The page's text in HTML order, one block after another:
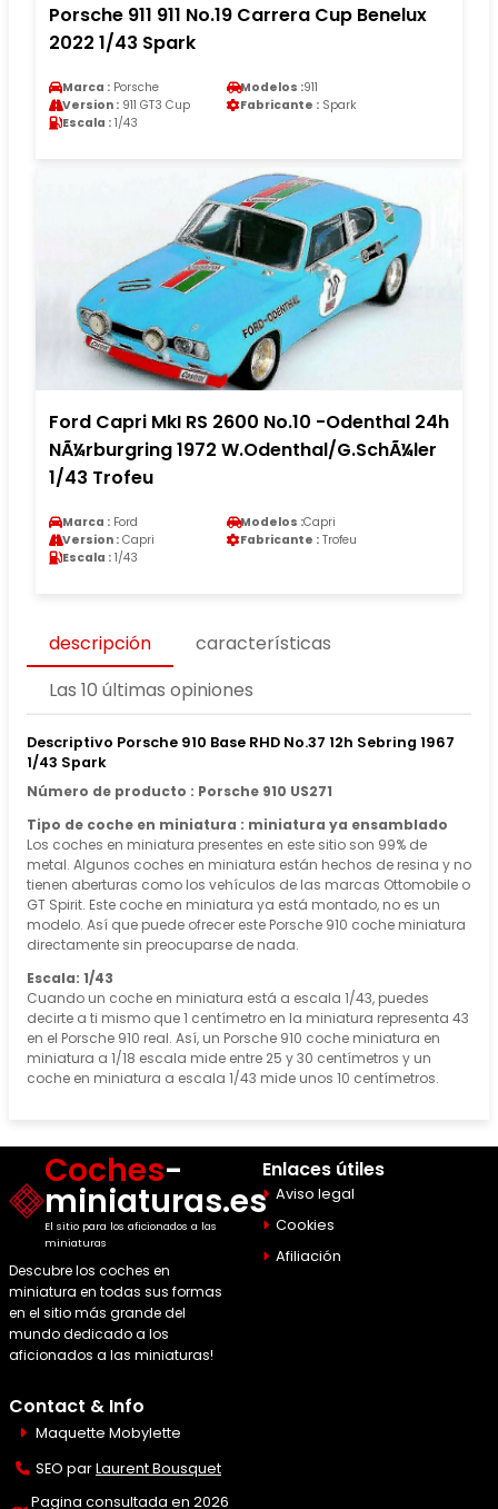
Porsche 911 911 No.19 Carrera Cup Benelux
2022 1/43 Spark
Marca : Porsche Modelos :911
Version : 911 GT3 Cup Fabricante : Spark
Escala : 1/43
Ford Capri MkI RS 2600 No.10 -Odenthal 24h
NÃ¼rburgring 1972 W.Odenthal/G.SchÃ¼ler
1/43 Trofeu
Marca : Ford Modelos :Capri
Version : Capri Fabricante : Trofeu
Escala : 1/43
descripción
características
Las 10 últimas opiniones
Descriptivo Porsche 910 Base RHD No.37 12h Sebring 1967
1/43 Spark
Número de producto : Porsche 910 US271
Tipo de coche en miniatura : miniatura ya ensamblado
Los coches en miniatura presentes en este sitio son 99% de
metal. Algunos coches en miniatura están hechos de resina y no
tienen aberturas como los vehículos de las marcas Ottomobile o
GT Spirit. Este coche en miniatura ya está montado, no es un
modelo. Así que puede ofrecer este Porsche 910 coche miniatura
directamente sin preocuparse de nada.
Escala: 1/43
Cuando un coche en miniatura está a escala 1/43, puedes
decirte a ti mismo que 1 centímetro en la miniatura representa 43
en el Porsche 910 real. Así, un Porsche 910 coche miniatura en
miniatura a 1/18 escala mide entre 25 y 30 centímetros y un
coche en miniatura a escala 1/43 mide unos 10 centímetros.
Coches-
miniaturas.es
El sitio para los aficionados a las
miniaturas
Descubre los coches en
miniatura en todas sus formas
en el sitio más grande del
mundo dedicado a los
aficionados a las miniaturas!
Enlaces útiles
Aviso legal
Cookies
Afiliación
Contact & Info
Maquette Mobylette
SEO parLaurent Bousquet
Pagina consultada en 2026